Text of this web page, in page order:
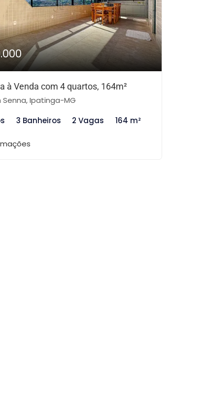
à Venda com 4 quartos, 164m²
Senna, Ipatinga-MG
3 Banheiros 2 Vagas 164 m²